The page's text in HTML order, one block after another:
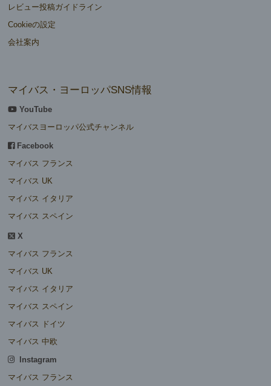
レビュー投稿ガイドライン
Cookieの設定
会社案内
マイバス・ヨーロッパSNS情報
YouTube
マイバスヨーロッパ公式チャンネル
Facebook
マイバス フランス
マイバス UK
マイバス イタリア
マイバス スペイン
X
マイバス フランス
マイバス UK
マイバス イタリア
マイバス スペイン
マイバス ドイツ
マイバス 中欧
Instagram
マイバス フランス